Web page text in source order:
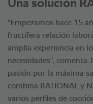
Una solución
"Empezamos hace 15
fructífera relación
amplia experiencia en
necesidades", comenta
pasión por la máxima
combina RATIONAL y
varios perfiles de